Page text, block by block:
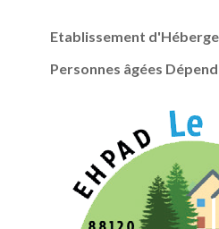
Etablissement
Personnes âgées